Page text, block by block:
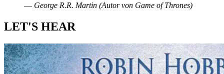
― George R.R. Martin (Autor von Game of Thrones)
LET'S HEAR